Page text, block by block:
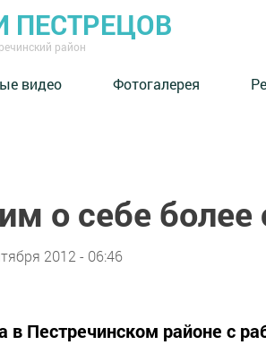
ПЕСТРЕЦОВ
район
видео Фотогалерея
о себе более
2012 - 06:46
в Пестречинском районе с